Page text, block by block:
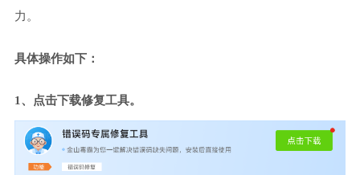
力。
具体操作如下：
1、点击下载修复工具。